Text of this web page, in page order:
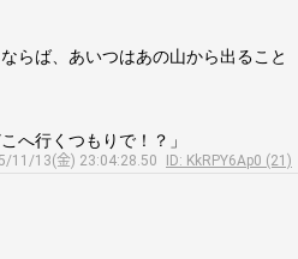
らば、あいつはあの山から出ること
へ行くつもりで！？」
11/13(金) 23:04:28.50
ID: KkRPY6Ap0 (21)